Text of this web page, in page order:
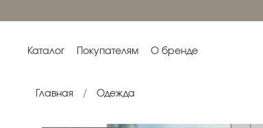
Каталог Покупателям О бренде
Главная Одежда